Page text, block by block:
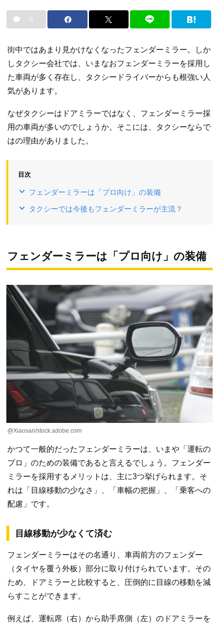
0
街中ではあまり見かけなくなったフェンダーミラー。しか
しタクシー会社では、いまなおフェンダーミラーを採用し
た車両が多く存在し、タクシードライバーからも根強い人
気があります。
なぜタクシーはドアミラーではなく、フェンダーミラー採
用の車両が多いのでしょうか。そこには、タクシーならで
はの理由がありました。
目次
フェンダーミラーは「プロ向け」の装備
タクシーでは今後もフェンダーミラーが主流？
フェンダーミラーは「プロ向け」の装備
@Xiaosan/stock.adobe.com
かつて一般的だったフェンダーミラーは、いまや「運転の
プロ」のための装備であると言えるでしょう。フェンダー
ミラーを採用するメリットは、主に3つ挙げられます。そ
れは「目線移動の少なさ」、「車幅の把握」、「乗客への
配慮」です。
目線移動が少なくて済む
フェンダーミラーはその名通り、車両前方のフェンダー
（タイヤを覆う外板）部分に取り付けられています。その
ため、ドアミラーと比較すると、圧倒的に目線の移動を減
らすことができます。
例えば、運転席（右）から助手席側（左）のドアミラーを